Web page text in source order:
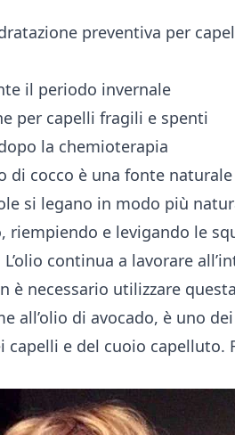
preventiva per
il periodo invernale
per capelli fragili e spenti
la chemioterapia
di cocco è una fonte
si legano in modo più
riempiendo e levigando le
continua a lavorare
è necessario utilizzare
all’olio di avocado, è uno
e del cuoio capelluto.